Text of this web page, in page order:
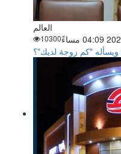
العالم
10300
"كم زوجة لديك"؟